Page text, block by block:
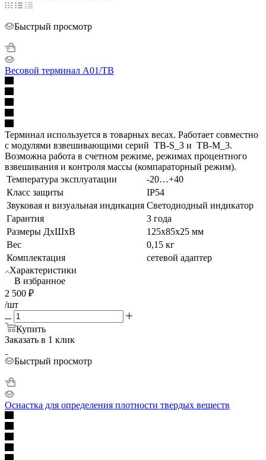
Быстрый просмотр
Весовой терминал A01/TB
Терминал используется в товарных весах. Работает совместно
с модулями взвешивающими серий TB-S_3 и TB-M_3.
Возможна работа в счетном режиме, режимах процентного
взвешивания и контроля массы (компараторный режим).
Температура эксплуатации
-20…+40
Класс защиты
IP54
Звуковая и визуальная индикация Светодиодный индикатор
Гарантия
3 года
Размеры ДхШхВ
125x85x25 мм
Вес
0,15 кг
Комплектация
сетевой адаптер
Характеристики
В избранное
2 500 ₽
/шт
Купить
Заказать в 1 клик
Быстрый просмотр
Оснастка для определения плотности твердых веществ